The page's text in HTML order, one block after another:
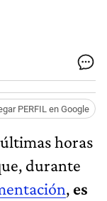
PERFIL en Google
horas
durante
, es